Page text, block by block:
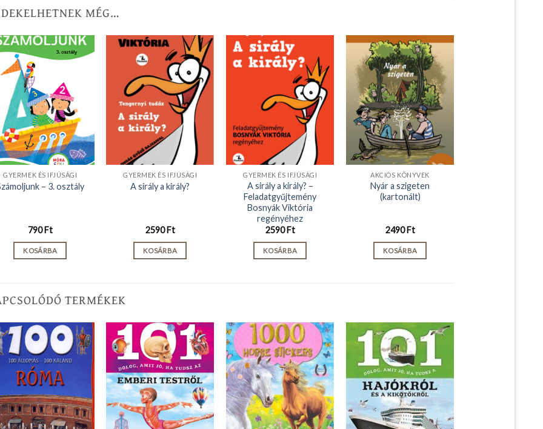
MÉG…
GYERMEK ÉS IFJÚSÁGI
– 3. osztály
790Ft
KOSÁRBA
GYERMEK ÉS IFJÚSÁGI
A sirály a király?
2590Ft
KOSÁRBA
GYERMEK ÉS IFJÚSÁGI
A sirály a király? –
Feladatgyűjtemény
Bosnyák Viktória
regényéhez
2590Ft
KOSÁRBA
AKCIÓS KÖNYVEK
Nyár a szigeten
(kartonált)
2490Ft
KOSÁRBA
TERMÉKEK